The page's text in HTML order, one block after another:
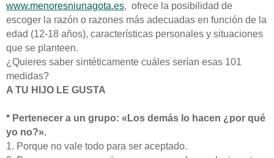
www.menoresniunagota.es, ofrece la posibilidad de
escoger la razón o razones más adecuadas en función de la
edad (12-18 años), características personales y situaciones
que se planteen.
¿Quieres saber sintéticamente cuáles serían esas 101
medidas?
A TU HIJO LE GUSTA
* Pertenecer a un grupo: «Los demás lo hacen ¿por qué
yo no?».
1. Porque no vale todo para ser aceptado.